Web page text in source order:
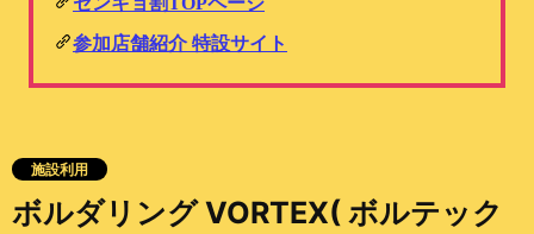
施設利用
ボルダリング VORTEX( ボルテック